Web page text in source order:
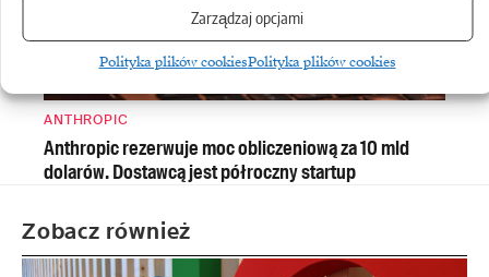
Zarządzaj opcjami
Polityka plików cookiesPolityka plików cookies
ANTHROPIC
Anthropic rezerwuje moc obliczeniową za 10 mld
dolarów. Dostawcą jest półroczny startup
Zobacz również